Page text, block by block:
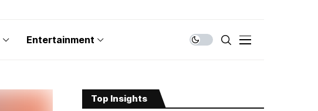
Entertainment
Top Insights